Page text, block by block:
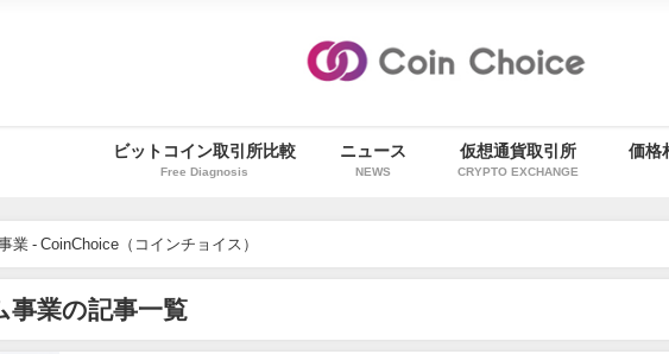
ビットコイン取引所比較
Free Diagnosis
ニュース
NEWS
仮想通貨取引所
CRYPTO EXCHANGE
価格
業 - CoinChoice（コインチョイス）
事業の記事一覧